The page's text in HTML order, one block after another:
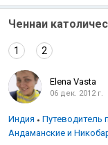
Ченнаи
1 2
Elena Vasta
06 дек. 2012 г.
Индия Путеводитель
Андаманские и